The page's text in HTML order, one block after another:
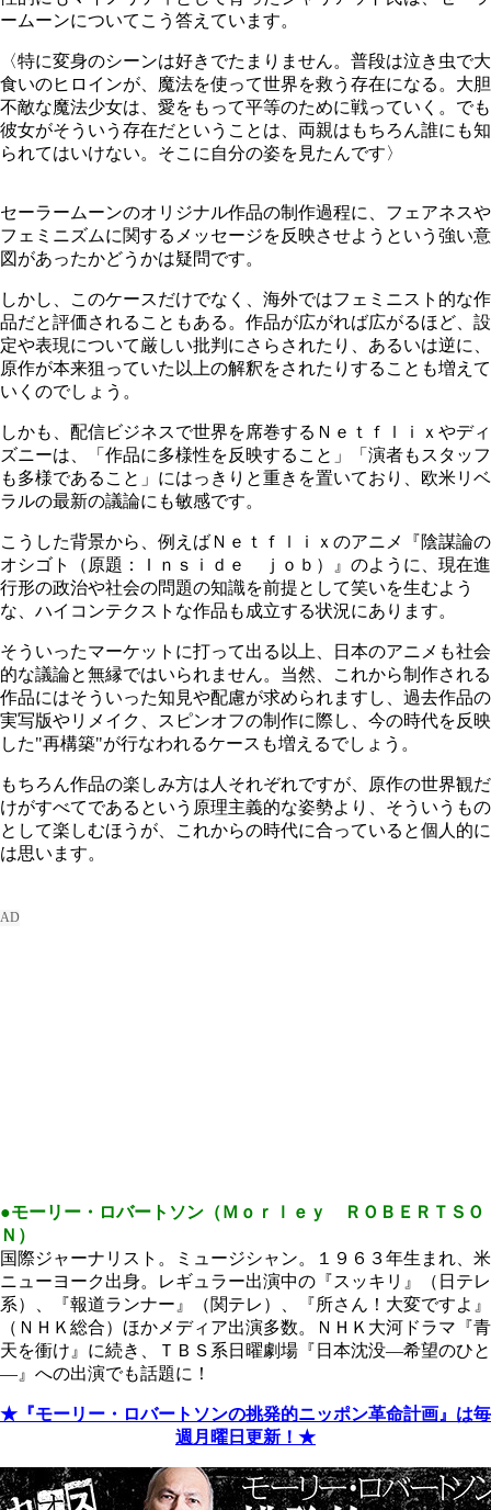
ームーンについてこう答えています。
〈特に変身のシーンは好きでたまりません。普段は泣き虫で大
食いのヒロインが、魔法を使って世界を救う存在になる。大胆
不敵な魔法少女は、愛をもって平等のために戦っていく。でも
彼女がそういう存在だということは、両親はもちろん誰にも知
られてはいけない。そこに自分の姿を見たんです〉
セーラームーンのオリジナル作品の制作過程に、フェアネスや
フェミニズムに関するメッセージを反映させようという強い意
図があったかどうかは疑問です。
しかし、このケースだけでなく、海外ではフェミニスト的な作
品だと評価されることもある。作品が広がれば広がるほど、設
定や表現について厳しい批判にさらされたり、あるいは逆に、
原作が本来狙っていた以上の解釈をされたりすることも増えて
いくのでしょう。
しかも、配信ビジネスで世界を席巻するＮｅｔｆｌｉｘやディ
ズニーは、「作品に多様性を反映すること」「演者もスタッフ
も多様であること」にはっきりと重きを置いており、欧米リベ
ラルの最新の議論にも敏感です。
こうした背景から、例えばＮｅｔｆｌｉｘのアニメ『陰謀論の
オシゴト（原題：Ｉｎｓｉｄｅ ｊｏｂ）』のように、現在進
行形の政治や社会の問題の知識を前提として笑いを生むよう
な、ハイコンテクストな作品も成立する状況にあります。
そういったマーケットに打って出る以上、日本のアニメも社会
的な議論と無縁ではいられません。当然、これから制作される
作品にはそういった知見や配慮が求められますし、過去作品の
実写版やリメイク、スピンオフの制作に際し、今の時代を反映
した"再構築"が行なわれるケースも増えるでしょう。
もちろん作品の楽しみ方は人それぞれですが、原作の世界観だ
けがすべてであるという原理主義的な姿勢より、そういうもの
として楽しむほうが、これからの時代に合っていると個人的に
は思います。
●モーリー・ロバートソン（Ｍｏｒｌｅｙ ＲＯＢＥＲＴＳＯ
Ｎ）
国際ジャーナリスト。ミュージシャン。１９６３年生まれ、米
ニューヨーク出身。レギュラー出演中の『スッキリ』（日テレ
系）、『報道ランナー』（関テレ）、『所さん！大変ですよ』
（ＮＨＫ総合）ほかメディア出演多数。ＮＨＫ大河ドラマ『青
天を衝け』に続き、ＴＢＳ系日曜劇場『日本沈没―希望のひと
―』への出演でも話題に！
★『モーリー・ロバートソンの挑発的ニッポン革命計画』は毎
週月曜日更新！★